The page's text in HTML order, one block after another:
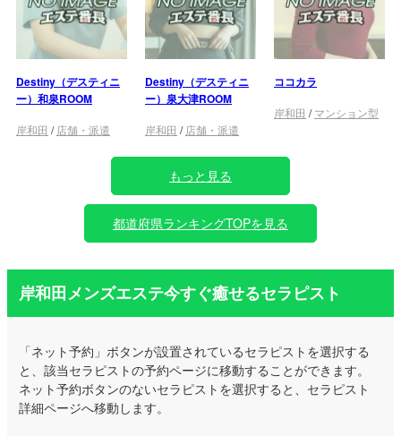
Destiny（デスティニ
ー）和泉ROOM
岸和田 / 店舗・派遣
Destiny（デスティニ
ー）泉大津ROOM
岸和田 / 店舗・派遣
ココカラ
岸和田 /マンション型
もっと見る
都道府県ランキングTOPを見る
岸和田メンズエステ今すぐ癒せるセラピスト
「ネット予約」ボタンが設置されているセラピストを選択する
と、該当セラピストの予約ページに移動することができます。
ネット予約ボタンのないセラピストを選択すると、セラピスト
詳細ページへ移動します。